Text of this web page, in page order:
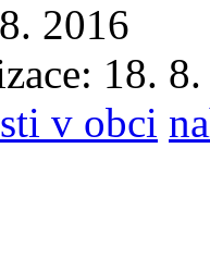
2016
18.
v obci